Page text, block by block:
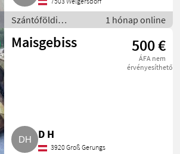
Szántóföldi
betakarítógépek /
Kombájn adapter
1 hónap online
Maisgebiss 500 €
ÁFA nem
érvényesíthető
D H
3920 Groß Gerungs